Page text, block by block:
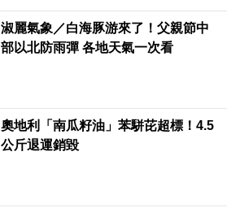
淑麗氣象／白海豚游來了！父親節中
部以北防雨彈 各地天氣一次看
奧地利「南瓜籽油」苯駢芘超標！4.5
公斤退運銷毀